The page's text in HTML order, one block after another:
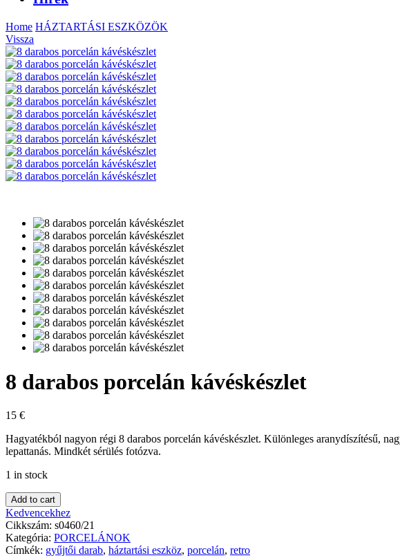
Home HÁZTARTÁSI ESZKÖZÖK
Vissza
8 darabos porcelán kávéskészlet
15 €
Hagyatékból nagyon régi 8 darabos porcelán kávéskészlet. Különleges aranydíszítésű,
lepattanás. Mindkét sérülés fotózva.
1 in stock
Add to cart
Kedvencekhez
Cikkszám: s0460/21
Kategória: PORCELÁNOK
Címkék: gyűjtői darab, háztartási eszköz, porcelán, retro